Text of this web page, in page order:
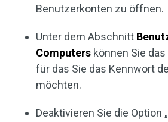
Benutzerkonten zu öffnen.
Unter dem Abschnitt
Computers können Sie
für das Sie das Kennwort
möchten.
Deaktivieren Sie die Option „